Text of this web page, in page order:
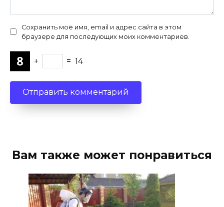
Сохранить моё имя, email и адрес сайта в этом
браузере для последующих моих комментариев.
+ = 14
Вам также может понравиться